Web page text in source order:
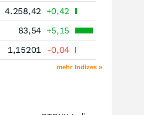
4.258,42
+0,42
83,54 +5,15
1,15201 -0,04
mehr Indizes »